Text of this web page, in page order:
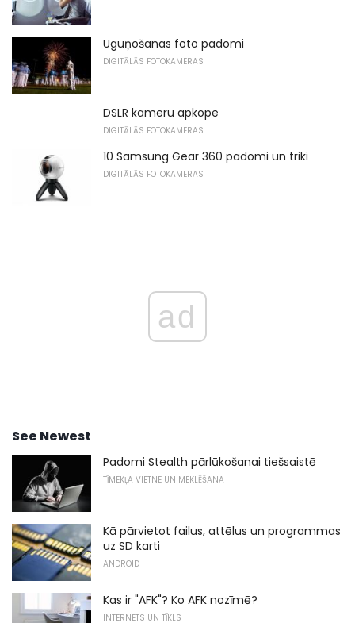
Uguņošanas foto padomi
DIGITĀLĀS FOTOKAMERAS
DSLR kameru apkope
DIGITĀLĀS FOTOKAMERAS
10 Samsung Gear 360 padomi un triki
DIGITĀLĀS FOTOKAMERAS
ad
See Newest
Padomi Stealth pārlūkošanai tiešsaistē
TĪMEKĻA VIETNE UN MEKLĒŠANA
Kā pārvietot failus, attēlus un programmas
uz SD karti
ANDROID
Kas ir "AFK"? Ko AFK nozīmē?
INTERNETS UN TĪKLS